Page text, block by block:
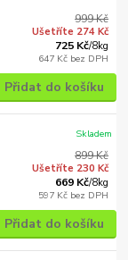
999 Kč
Ušetříte 274 Kč
725 Kč/8kg
647 Kč bez DPH
Přidat do košíku
899 Kč
Ušetříte 230 Kč
669 Kč/8kg
597 Kč bez DPH
Skladem
Přidat do košíku